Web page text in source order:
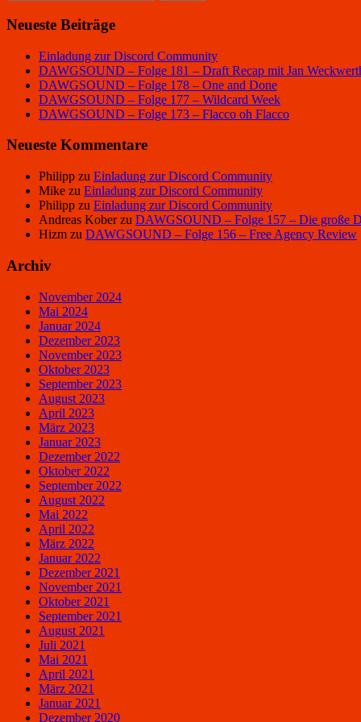
nach:
Neueste Beiträge
Einladung zur Discord Community
DAWGSOUND – Folge 181 – Draft Recap mit Jan
DAWGSOUND – Folge 178 – One and Done
DAWGSOUND – Folge 177 – Wildcard Week
DAWGSOUND – Folge 173 – Flacco oh Flacco
Neueste Kommentare
Philipp zu Einladung zur Discord Community
Mike zu Einladung zur Discord Community
Philipp zu Einladung zur Discord Community
Andreas Koberzu DAWGSOUND – Folge 157 – Die große
Hizm zu DAWGSOUND – Folge 156 – Free Agency Review
Archiv
November 2024
Mai 2024
Januar 2024
Dezember 2023
November 2023
Oktober 2023
September 2023
August 2023
April 2023
März 2023
Januar 2023
Dezember 2022
Oktober 2022
September 2022
August 2022
Mai 2022
April 2022
März 2022
Januar 2022
Dezember 2021
November 2021
Oktober 2021
September 2021
August 2021
Juli 2021
Mai 2021
April 2021
März 2021
Januar 2021
Dezember 2020